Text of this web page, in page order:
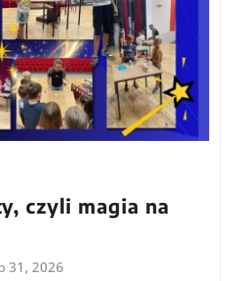
czyli magia na
31, 2026